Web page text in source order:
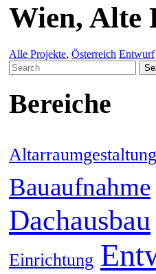
Wien, Alte
Alle Projekte, Österreich Entwurf
Search
for:
Bereiche
Altarraumgestaltung
Bauaufnahme
Dachausbau
Einrichtung